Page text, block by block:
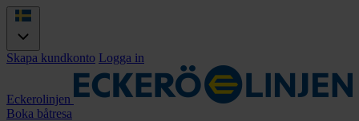
Skapa kundkonto Logga in
Eckerolinjen
Boka båtresa